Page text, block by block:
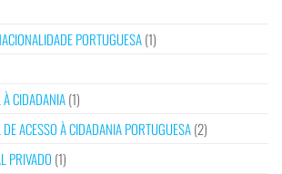
PORTUGUESA(1)
CIDADANIA(1)
ACESSO À CIDADANIA PORTUGUESA(2)
PRIVADO (1)